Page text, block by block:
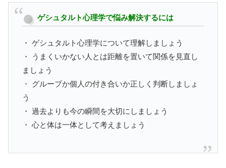
ゲシュタルト心理学で悩み解決するには
・ ゲシュタルト心理学について理解しましょう
・ うまくいかない人とは距離を置いて関係を見直し
ましょう
・ グループか個人の付き合いか正しく判断しましょ
う
・ 過去よりも今の瞬間を大切にしましょう
・ 心と体は一体として考えましょう